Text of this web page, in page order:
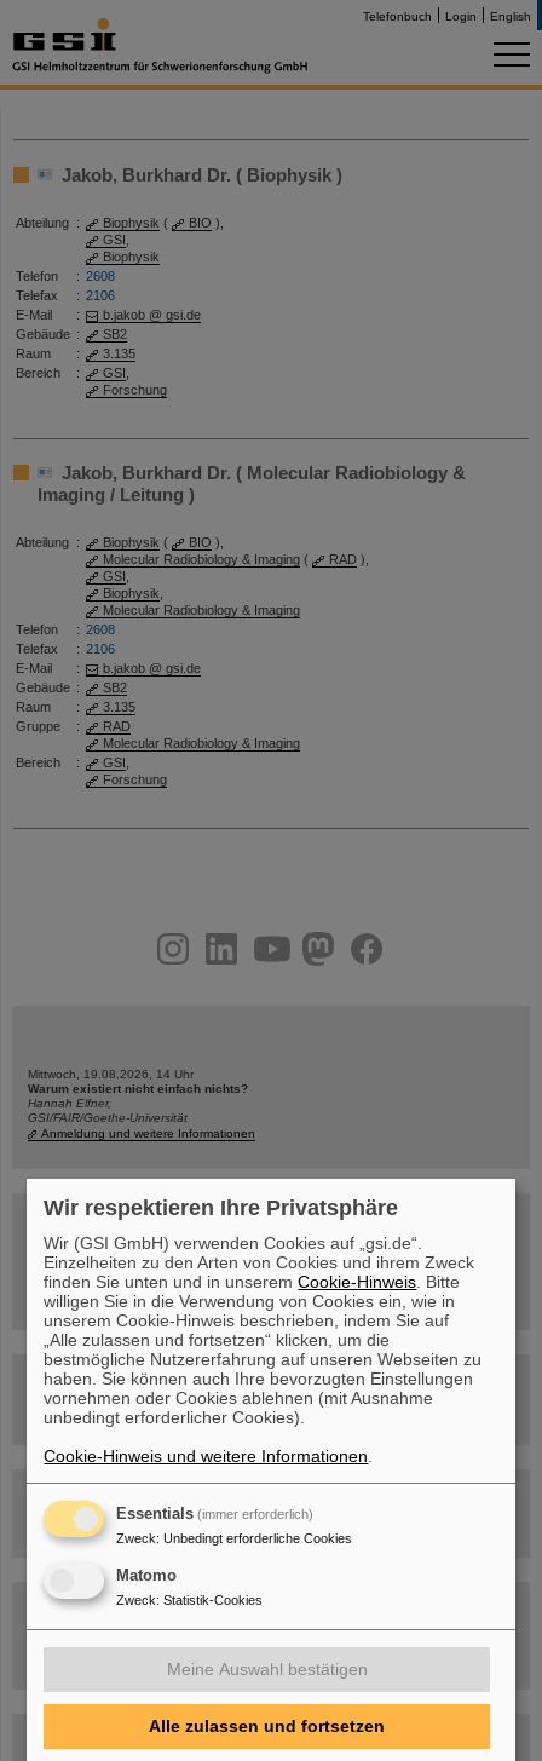
Telefonbuch Login English
Jakob, Burkhard Dr. ( Biophysik )
Abteilung : Biophysik ( BIO ),
GSI
Biophysik
Telefon
: 2608
Telefax
: 2106
E-Mail
:
b.jakob @ gsi.de
Gebäude :
SB2
Raum
:
3.135
Bereich
: GSI
Forschung
Jakob, Burkhard Dr. ( Molecular Radiobiology &
Imaging / Leitung )
Abteilung : Biophysik ( BIO ),
Molecular Radiobiology & Imaging ( RAD ),
GSI
Biophysik
Molecular Radiobiology & Imaging
Telefon
: 2608
Telefax
: 2106
E-Mail
:
b.jakob @ gsi.de
Gebäude :
SB2
Raum
:
3.135
Gruppe
:
RAD
Molecular Radiobiology & Imaging
Bereich
: GSI
Forschung
youtubehelmholtz.socialfacebook
Mittwoch, 19.08.2026, 14 Uhr
Warum existiert nicht einfach nichts?
Hannah Elfner,
GSI/FAIR/Goethe-Universität
Anmeldung und weitere Informationen
SCIENCE POP-UP
12 – 17 Uhr
Sa, 11.07.26, 10:30-16:00 Uhr
Ernst-Ludwig-Str. 22
Innenstadt Darmstadt
FAIR-Trailer: Der Weg der Teilchen durch die
Beschleunigeranlage
Besichtigung von GSI/FAIR –
Wir respektieren Ihre Privatsphäre
Wir (GSI GmbH) verwenden Cookies auf „gsi.de“.
Einzelheiten zu den Arten von Cookies und ihrem Zweck
finden Sie unten und in unseremCookie-Hinweis . Bitte
willigen Sie in die Verwendung von Cookies ein, wie in
unserem Cookie-Hinweis beschrieben, indem Sie auf
„Alle zulassen und fortsetzen“ klicken, um die
bestmögliche Nutzererfahrung auf unseren Webseiten zu
haben. Sie können auch Ihre bevorzugten Einstellungen
vornehmen oder Cookies ablehnen (mit Ausnahme
unbedingt erforderlicher Cookies).
Cookie-Hinweis und weitere Informationen
Essentials (immer erforderlich)
Zweck: Unbedingt erforderliche Cookies
Matomo
Zweck: Statistik-Cookies
Meine Auswahl bestätigen
Alle zulassen und fortsetzen